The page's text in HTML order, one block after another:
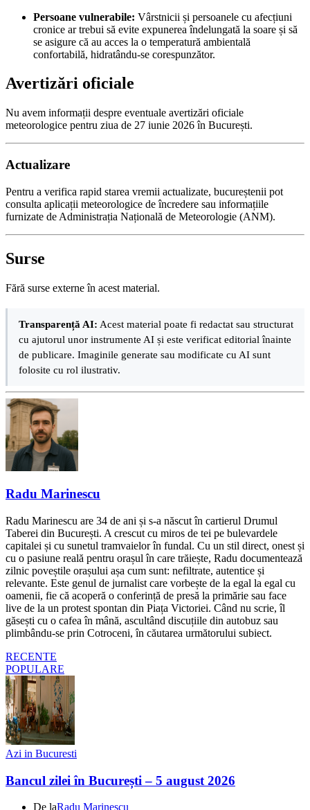
Persoane vulnerabile: Vârstnicii și persoanele cu afecțiuni
cronice ar trebui să evite expunerea îndelungată la soare și să
se asigure că au acces la o temperatură ambientală
confortabilă, hidratându-se corespunzător.
Avertizări oficiale
Nu avem informații despre eventuale avertizări oficiale
meteorologice pentru ziua de 27 iunie 2026 în București.
Actualizare
Pentru a verifica rapid starea vremii actualizate, bucureștenii pot
consulta aplicații meteorologice de încredere sau informațiile
furnizate de Administrația Națională de Meteorologie (ANM).
Surse
Fără surse externe în acest material.
Transparență AI: Acest material poate fi redactat sau structurat
cu ajutorul unor instrumente AI și este verificat editorial înainte
de publicare. Imaginile generate sau modificate cu AI sunt
folosite cu rol ilustrativ.
Radu Marinescu
Radu Marinescu are 34 de ani și s-a născut în cartierul Drumul
Taberei din București. A crescut cu miros de tei pe bulevardele
capitalei și cu sunetul tramvaielor în fundal. Cu un stil direct, onest și
cu o pasiune reală pentru orașul în care trăiește, Radu documentează
zilnic poveștile orașului așa cum sunt: nefiltrate, autentice și
relevante. Este genul de jurnalist care vorbește de la egal la egal cu
oamenii, fie că acoperă o conferință de presă la primărie sau face
live de la un protest spontan din Piața Victoriei. Când nu scrie, îl
găsești cu o cafea în mână, ascultând discuțiile din autobuz sau
plimbându-se prin Cotroceni, în căutarea următorului subiect.
RECENTE
POPULARE
Azi in Bucuresti
Bancul zilei în București – 5 august 2026
De laRadu Marinescu